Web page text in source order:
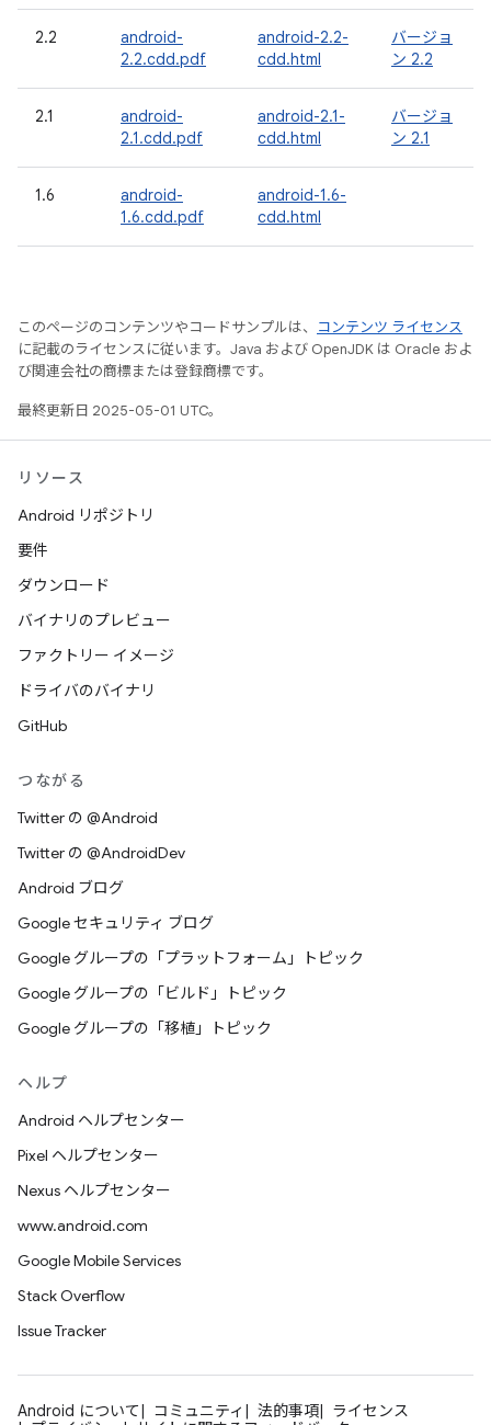
2.2
android-
2.2.cdd.pdf
android-2.2-
cdd.html
バージョ
ン 2.2
2.1
android-
2.1.cdd.pdf
android-2.1-
cdd.html
バージョ
ン 2.1
1.6
android-
1.6.cdd.pdf
android-1.6-
cdd.html
このページのコンテンツやコードサンプルは、
コンテンツ ライセンス
に記載のライセンスに従います。Java および OpenJDK は Oracle およ
び関連会社の商標または登録商標です。
最終更新日 2025-05-01 UTC。
リソース
Android リポジトリ
要件
ダウンロード
バイナリのプレビュー
ファクトリー イメージ
ドライバのバイナリ
GitHub
つながる
Twitter の @Android
Twitter の @AndroidDev
Android ブログ
Google セキュリティ ブログ
Google グループの「プラットフォーム」トピック
Google グループの「ビルド」トピック
Google グループの「移植」トピック
ヘルプ
Android ヘルプセンター
Pixel ヘルプセンター
Nexus ヘルプセンター
www.android.com
Google Mobile Services
Stack Overflow
Issue Tracker
Android について コミュニティ 法的事項
ライセンス